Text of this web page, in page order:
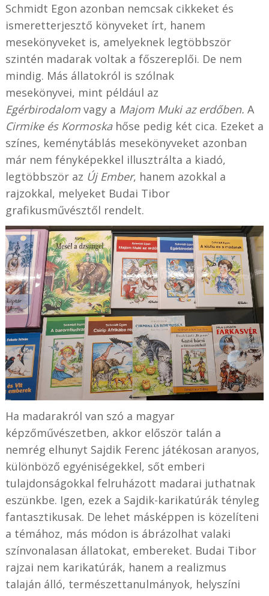
Schmidt Egon azonban nemcsak cikkeket és
ismeretterjesztő könyveket írt, hanem
mesekönyveket is, amelyeknek legtöbbször
szintén madarak voltak a főszereplői. De nem
mindig. Más állatokról is szólnak
mesekönyvei, mint például az
Egérbirodalomvagy a Majom Muki az erdőben. A
Cirmike és Kormoskahőse pedig két cica. Ezeket a
színes, keménytáblás mesekönyveket azonban
már nem fényképekkel illusztrálta a kiadó,
legtöbbször az Új Ember, hanem azokkal a
rajzokkal, melyeket Budai Tibor
grafikusművésztől rendelt.
Ha madarakról van szó a magyar
képzőművészetben, akkor először talán a
nemrég elhunyt Sajdik Ferenc játékosan aranyos,
különböző egyéniségekkel, sőt emberi
tulajdonságokkal felruházott madarai juthatnak
eszünkbe. Igen, ezek a Sajdik-karikatúrák tényleg
fantasztikusak. De lehet másképpen is közelíteni
a témához, más módon is ábrázolhat valaki
színvonalasan állatokat, embereket. Budai Tibor
rajzai nem karikatúrák, hanem a realizmus
talaján álló, természettanulmányok, helyszíni